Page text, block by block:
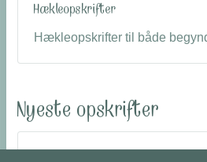
Hækleopskrifter
Hækleopskrifter til både
Nyeste opskrifter